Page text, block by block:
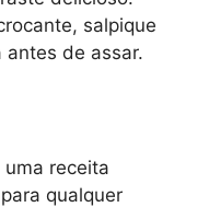
salpique
antes de assar.
receita
qualquer